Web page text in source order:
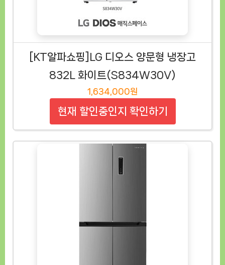
[KT알파쇼핑]LG 디오스 양문형 냉장고
832L 화이트(S834W30V)
1,634,000원
현재 할인중인지 확인하기